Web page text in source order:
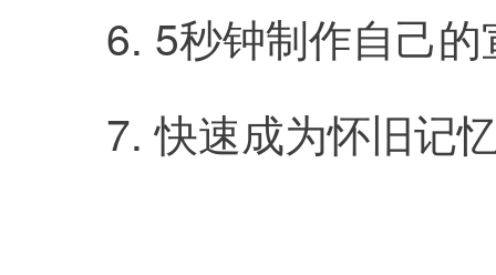
6. 5秒钟制作自己
7. 快速成为怀旧记